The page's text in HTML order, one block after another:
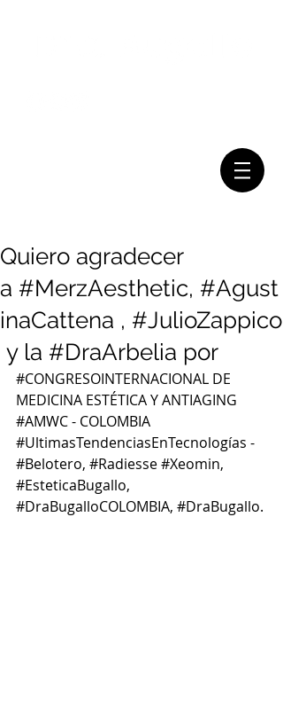
Quiero agradecer
a ‪#‎MerzAesthetic‬, ‪#‎Agust
inaCattena‬ , ‪#‎JulioZappico‬
y la ‪#‎DraArbelia‬ por
‪#‎CONGRESOINTERNACIONAL‬ DE
MEDICINA ESTÉTICA Y ANTIAGING‪
#‎AMWC‬ - COLOMBIA
‪#‎UltimasTendenciasEnTecnologías‬ -
‪#‎Belotero‬, ‪#‎Radiesse‬ ‪#‎Xeomin‬,
‪#‎EsteticaBugallo‬,
‪#‎DraBugalloCOLOMBIA‬, ‪#‎DraBugallo‬.